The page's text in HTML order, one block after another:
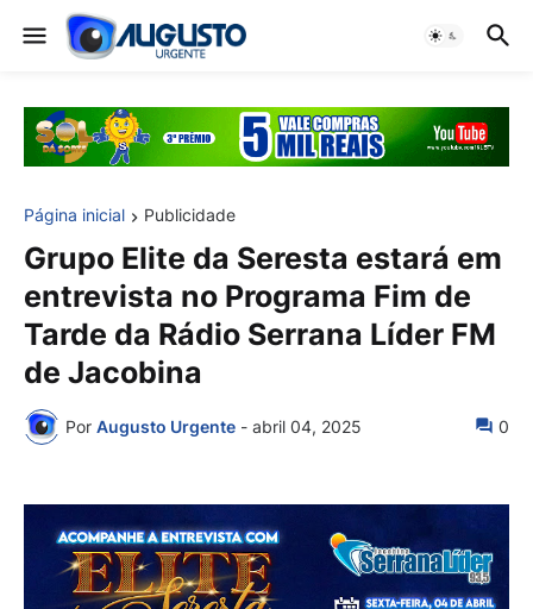
Página inicial Publicidade
Grupo Elite da Seresta estará em
entrevista no Programa Fim de
Tarde da Rádio Serrana Líder FM
de Jacobina
Por Augusto Urgente - abril 04, 2025 0